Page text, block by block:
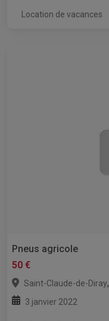
Location de vacances
Pneus agricole
50 €
Saint-Claude-de-Diray,
3 janvier 2022